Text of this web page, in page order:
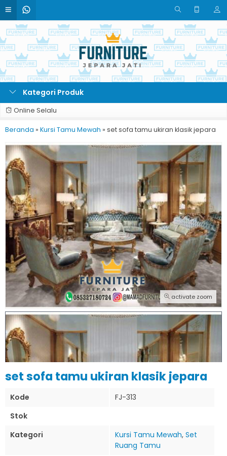
Kategori Produk
Online Selalu
Beranda » Kursi Tamu Mewah » set sofa tamu ukiran klasik jepara
activate zoom
set sofa tamu ukiran klasik jepara
Kode
FJ-313
Stok
Kategori
Kursi Tamu Mewah, Set
Ruang Tamu